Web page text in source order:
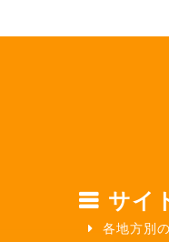
サイ
各地方別